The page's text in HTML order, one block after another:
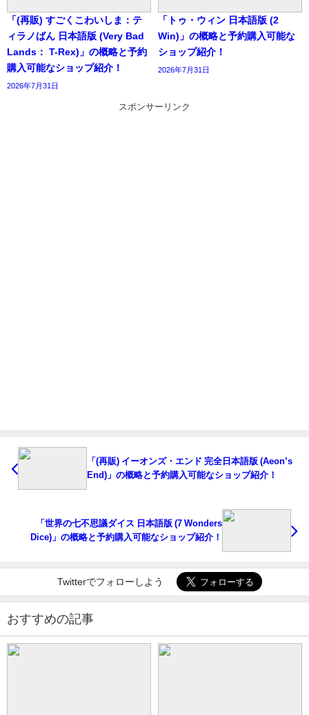
「(再販) すごくこわいしま：テ
ィラノばん 日本語版 (Very Bad
Lands： T-Rex)」の概略と予約
購入可能なショップ紹介！
2026年7月31日
「トゥ・ウィン 日本語版 (2
Win)」の概略と予約購入可能な
ショップ紹介！
2026年7月31日
スポンサーリンク
「(再販) イーオンズ・エンド 完全日本語版 (Aeon’s
End)」の概略と予約購入可能なショップ紹介！
「世界の七不思議ダイス 日本語版 (7 Wonders
Dice)」の概略と予約購入可能なショップ紹介！
Twitterでフォローしよう
おすすめの記事